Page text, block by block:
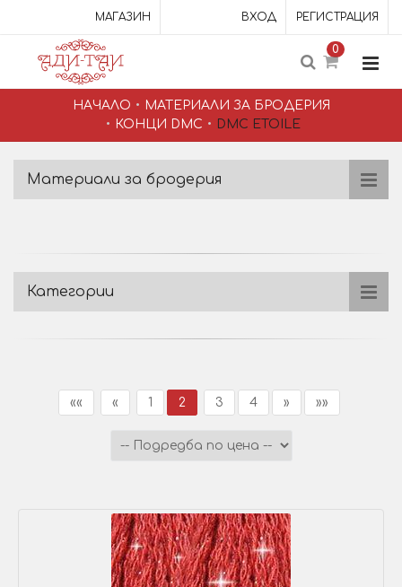
ВХОД РЕГИСТРАЦИЯ
МАГАЗИН
0
НАЧАЛО
МАТЕРИАЛИ ЗА БРОДЕРИЯ
КОНЦИ DMC
DMC ETOILE
Материали за бродерия
Категории
«« « 1 2 3 4 » »»